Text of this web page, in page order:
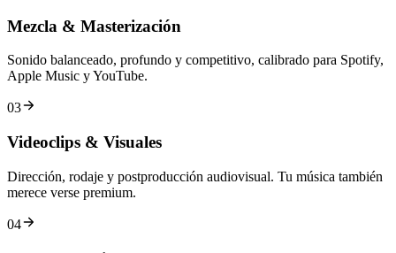
Mezcla & Masterización
Sonido balanceado, profundo y competitivo, calibrado para Spotify,
Apple Music y YouTube.
03
Videoclips & Visuales
Dirección, rodaje y postproducción audiovisual. Tu música también
merece verse premium.
04